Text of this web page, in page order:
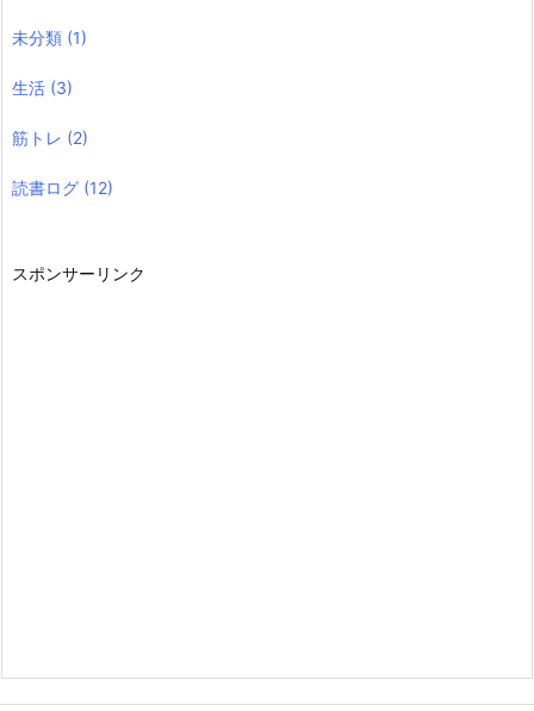
未分類 (1)
生活 (3)
筋トレ (2)
読書ログ (12)
スポンサーリンク